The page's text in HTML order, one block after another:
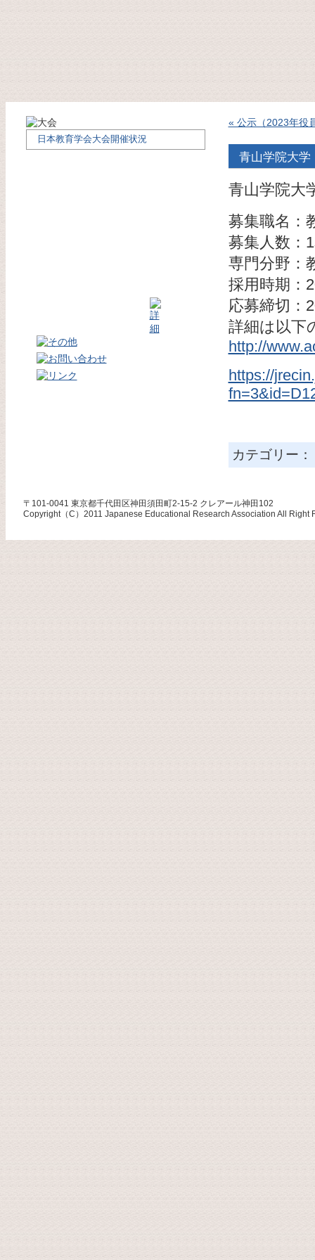
日本教育学会大会開催状況
« 公示（2023年役
青山学院大
青山学院大
募集職名：
募集人数：
専門分野：
採用時期：
応募締切：
詳細は以下
http://
https://
カテゴリー：
〒101-0041 東京都千代田区神田須田町2-15-2 クレアール神田102
Copyright（C）2011 Japanese Educational Research Association All Right